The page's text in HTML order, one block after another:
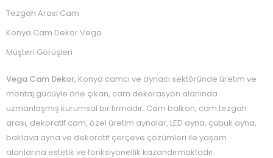
Tezgah Arası Cam
Konya Cam Dekor Vega
Müşteri Görüşleri
Vega Cam Dekor, Konya camcı ve aynacı sektöründe üretim ve
montaj gücüyle öne çıkan, cam dekorasyon alanında
uzmanlaşmış kurumsal bir firmadır. Cam balkon, cam tezgah
arası, dekoratif cam, özel üretim aynalar, LED ayna, çubuk ayna,
baklava ayna ve dekoratif çerçeve çözümleri ile yaşam
alanlarına estetik ve fonksiyonellik kazandırmaktadır.